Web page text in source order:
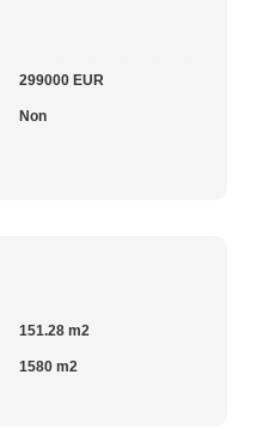
299000 EUR
Non
151.28 m2
1580 m2